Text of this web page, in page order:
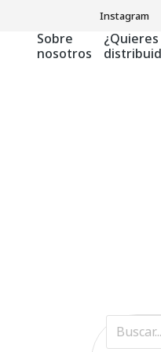
Instagram
Sobre
nosotros